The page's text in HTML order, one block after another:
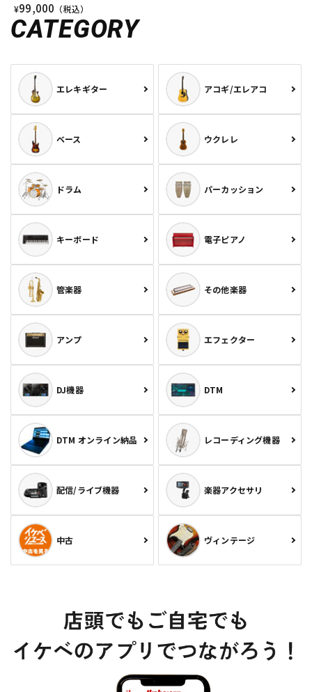
¥99,000 （税込）
CATEGORY
エレキギター アコギ/エレアコ
ベース ウクレレ
ドラム パーカッション
キーボード 電子ピアノ
管楽器 その他楽器
アンプ エフェクター
DJ機器 DTM
DTM オンライン納品 レコーディング機器
配信/ライブ機器 楽器アクセサリ
中古 ヴィンテージ